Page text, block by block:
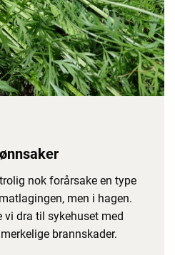
nok forårsake en type
men i hagen.
vi dra til sykehuset med
brannskader.